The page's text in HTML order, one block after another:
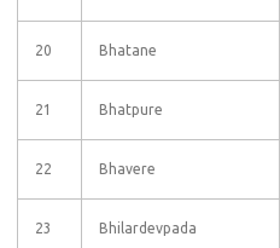
20 Bhatane
21 Bhatpure
22 Bhavere
23 Bhilardevpada